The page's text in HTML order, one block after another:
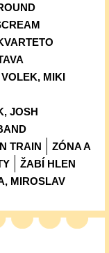
VOLEK, MIKI
JOSH
TRAIN
ZÓNA A
ŽABÍ HLEN
MIROSLAV